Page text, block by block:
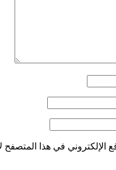
الإلكتروني في هذا المتصفح